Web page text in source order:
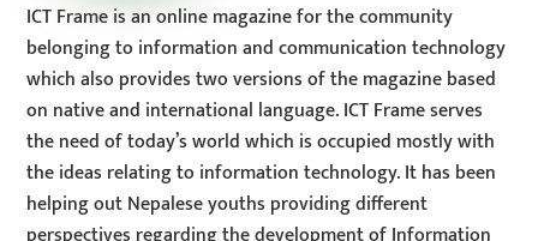
ICT Frame is an online magazine for the community
belonging to information and communication technology
which also provides two versions of the magazine based
on native and international language. ICT Frame serves
the need of today’s world which is occupied mostly with
the ideas relating to information technology. It has been
helping out Nepalese youths providing different